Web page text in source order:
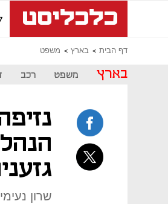
דף הבית בארץ משפט
בארץ משפט רכב
שרון